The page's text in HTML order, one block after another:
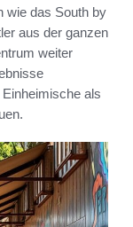
wie das South by
aus der ganzen
weiter
als